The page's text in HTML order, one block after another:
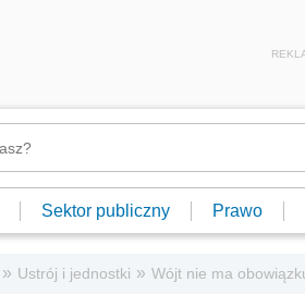
Sektor publiczny Prawo
» Ustrój i jednostki » Wójt nie ma